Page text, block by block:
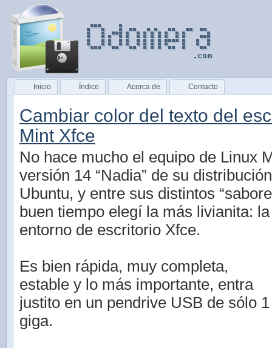
Inicio Índice Acerca de Contacto
Cambiar color del texto del
Mint Xfce
No hace mucho el equipo de Linux
versión 14 “Nadia” de su
Ubuntu, y entre sus distintos
buen tiempo elegí la más livianita:
entorno de escritorio Xfce.
Es bien rápida, muy completa,
estable y lo más importante, entra
justito en un pendrive USB de sólo 1
giga.